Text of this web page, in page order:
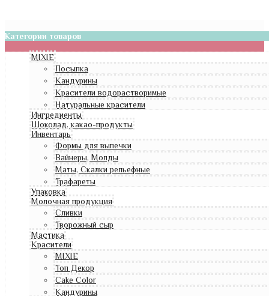
Категории товаров
MIXIE
Посыпка
Кандурины
Красители водорастворимые
Натуральные красители
Ингредиенты
Шоколад, какао-продукты
Инвентарь
Формы для выпечки
Вайнеры, Молды
Маты, Скалки рельефные
Трафареты
Упаковка
Молочная продукция
Сливки
Творожный сыр
Мастика
Красители
MIXIE
Топ Декор
Cake Color
Кандурины